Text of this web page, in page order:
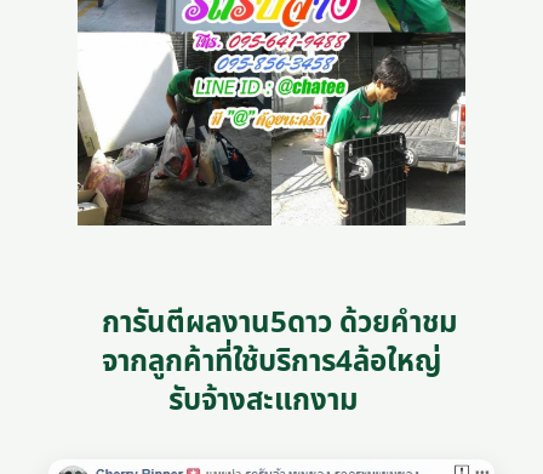
การันตีผลงาน5ดาว ด้วยคำชม
จากลูกค้าที่ใช้บริการ4ล้อใหญ่
รับจ้างสะแกงาม